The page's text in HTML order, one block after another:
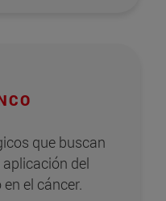
que buscan
del
el cáncer.